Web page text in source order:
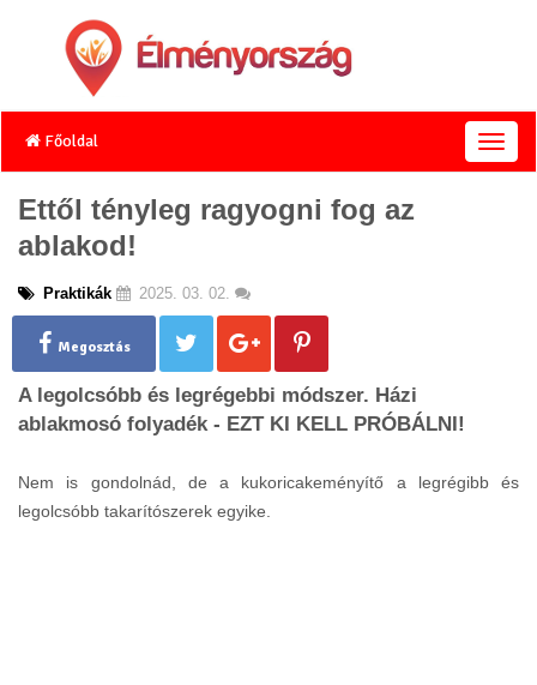
Főoldal
T
o
Ettől tényleg ragyogni fog az
ablakod!
Praktikák 2025. 03. 02.
Megosztás
A legolcsóbb és legrégebbi módszer. Házi
ablakmosó folyadék - EZT KI KELL PRÓBÁLNI!
Nem is gondolnád, de a kukoricakeményítő a legrégibb és
legolcsóbb takarítószerek egyike.